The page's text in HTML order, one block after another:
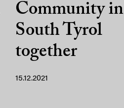
Community in
South Tyrol
together
15.12.2021